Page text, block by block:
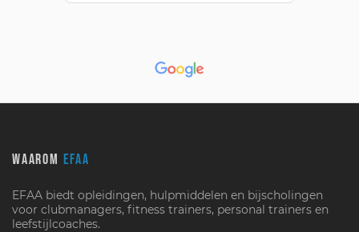
WAAROM EFAA
EFAA biedt opleidingen, hulpmiddelen en bijscholingen
voor clubmanagers, fitness trainers, personal trainers en
leefstijlcoaches.